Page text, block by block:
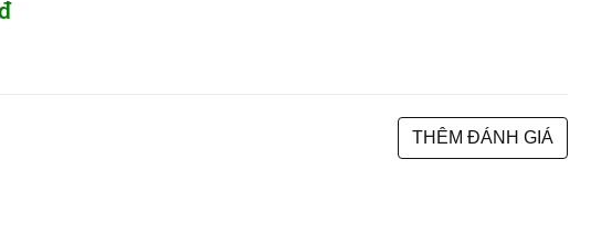
THÊM ĐÁNH GIÁ